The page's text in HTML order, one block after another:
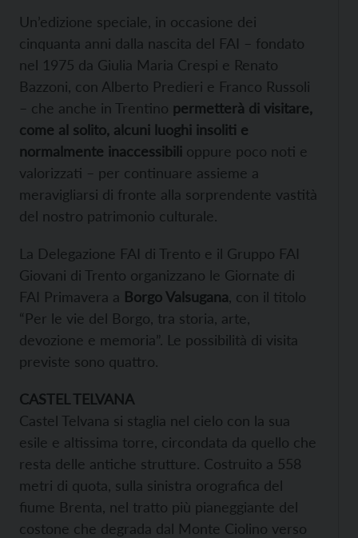
Un’edizione speciale, in occasione dei
cinquanta anni dalla nascita del FAI – fondato
nel 1975 da Giulia Maria Crespi e Renato
Bazzoni, con Alberto Predieri e Franco Russoli
– che anche in Trentino permetterà di visitare,
come al solito, alcuni luoghi insoliti e
normalmente inaccessibili oppure poco noti e
valorizzati – per continuare assieme a
meravigliarsi di fronte alla sorprendente vastità
del nostro patrimonio culturale.
La Delegazione FAI di Trento e il Gruppo FAI
Giovani di Trento organizzano le Giornate di
FAI Primavera a Borgo Valsugana , con il titolo
“Per le vie del Borgo, tra storia, arte,
devozione e memoria”. Le possibilità di visita
previste sono quattro.
CASTEL TELVANA
Castel Telvana si staglia nel cielo con la sua
esile e altissima torre, circondata da quello che
resta delle antiche strutture. Costruito a 558
metri di quota, sulla sinistra orografica del
fiume Brenta, nel tratto più pianeggiante del
costone che degrada dal Monte Ciolino verso